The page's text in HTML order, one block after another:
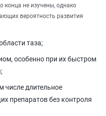
конца не изучены, однако
вероятность развития
таза;
особенно при их быстром
числе длительное
препаратов без контроля